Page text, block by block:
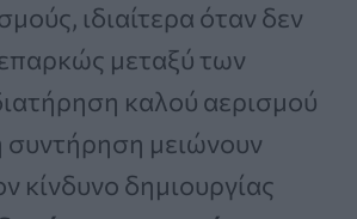
ιδιαίτερα όταν δεν
μεταξύ των
καλού αερισμού
συντήρηση μειώνουν
κίνδυνο δημιουργίας